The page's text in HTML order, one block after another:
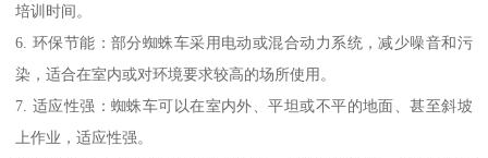
培训时间。
6. 环保节能：部分蜘蛛车采用电动或混合动力系统，减少噪音和污
染，适合在室内或对环境要求较高的场所使用。
7. 适应性强：蜘蛛车可以在室内外、平坦或不平的地面、甚至斜坡
上作业，适应性强。